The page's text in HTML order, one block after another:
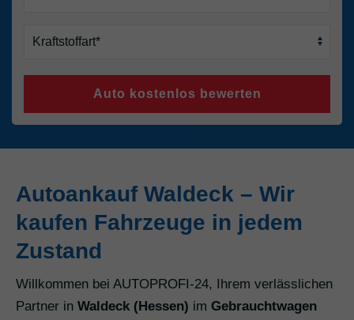
Auto kostenlos bewerten
Autoankauf Waldeck – Wir
kaufen Fahrzeuge in jedem
Zustand
Willkommen bei AUTOPROFI-24, Ihrem verlässlichen
Partner in Waldeck (Hessen) im Gebrauchtwagen